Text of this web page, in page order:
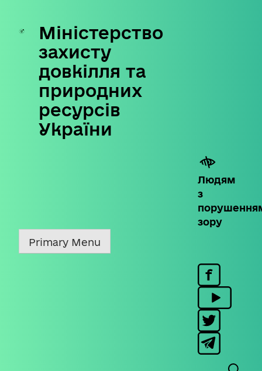
Skip
content
Міністерство
захисту
довкілля та
природних
ресурсів
України
Людям
з
зору
Primary Menu